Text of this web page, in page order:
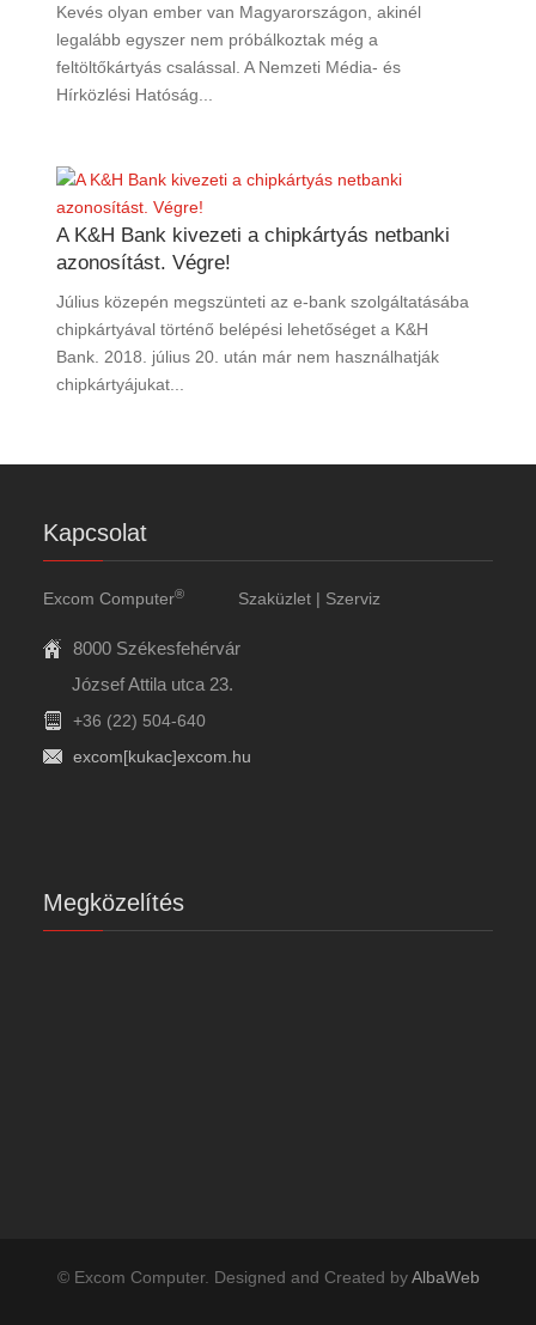
Kevés olyan ember van Magyarországon, akinél
legalább egyszer nem próbálkoztak még a
feltöltőkártyás csalással. A Nemzeti Média- és
Hírközlési Hatóság...
A K&H Bank kivezeti a chipkártyás netbanki
azonosítást. Végre!
Július közepén megszünteti az e-bank szolgáltatásába
chipkártyával történő belépési lehetőséget a K&H
Bank. 2018. július 20. után már nem használhatják
chipkártyájukat...
Kapcsolat
Excom Computer® Szaküzlet | Szerviz
8000 Székesfehérvár
József Attila utca 23.
+36 (22) 504-640
excom[kukac]excom.hu
Megközelítés
© Excom Computer. Designed and Created byAlbaWeb